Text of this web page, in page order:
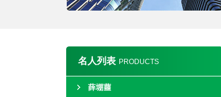
名人列表 PRODUCTS
薛堋蘁